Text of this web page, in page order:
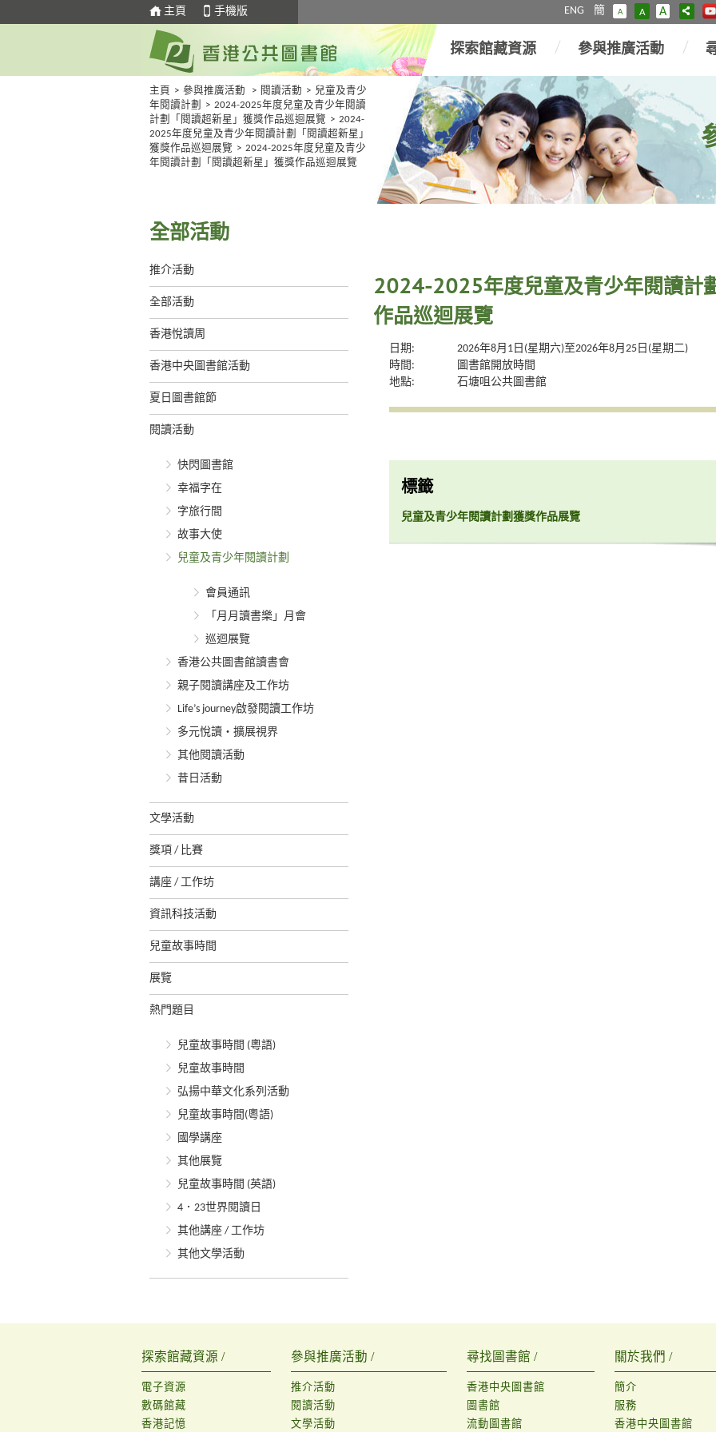
主頁 手機版 ENG 簡 A A A
探索館藏資源 參與推廣活動
主頁 > 參與推廣活動 > 閱讀活動 > 兒童及青少
年閱讀計劃
> 2024-2025年度兒童及青少年閱讀
計劃「閱讀超新星」獲獎作品巡迴展覽 > 2024-
2025年度兒童及青少年閱讀計劃「閱讀超新星」
獲獎作品巡迴展覽 > 2024-2025年度兒童及青少
年閱讀計劃「閱讀超新星」獲獎作品巡迴展覽
全部活動
推介活動
全部活動
香港悅讀周
香港中央圖書館活動
夏日圖書館節
閱讀活動
快閃圖書館
幸福字在
字旅行間
故事大使
兒童及青少年閱讀計劃
會員通訊
「月月讀書樂」月會
巡迴展覽
香港公共圖書館讀書會
親子閱讀講座及工作坊
Life’s journey啟發閱讀工作坊
多元悅讀‧擴展視界
其他閱讀活動
昔日活動
文學活動
獎項 / 比賽
講座 / 工作坊
資訊科技活動
兒童故事時間
展覽
熱門題目
兒童故事時間 (粵語)
兒童故事時間
弘揚中華文化系列活動
兒童故事時間(粵語)
國學講座
其他展覽
兒童故事時間 (英語)
4．23世界閱讀日
其他講座 / 工作坊
其他文學活動
2024-2025年度兒童及青少年閱讀計
作品巡迴展覽
日期:
2026年8月1日(星期六)至2026年8月25日(星期二)
時間:
圖書館開放時間
地點:
石塘咀公共圖書館
標籤
兒童及青少年閱讀計劃獲獎作品展覽
探索館藏資源 /
電子資源
數碼館藏
香港記憶
參與推廣活動 /
推介活動
閱讀活動
文學活動
尋找圖書館 /
香港中央圖書館
圖書館
流動圖書館
關於我們 /
簡介
服務
香港中央圖書館